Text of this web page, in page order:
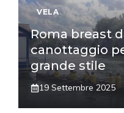
VELA
Roma breast
canottaggio
grande stile
19 Settembre 2025